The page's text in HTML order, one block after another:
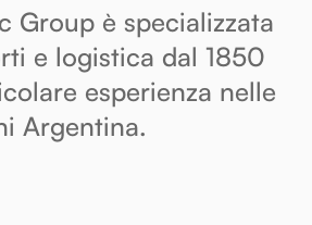
Group è specializzata
e logistica dal 1850
esperienza nelle
Argentina.